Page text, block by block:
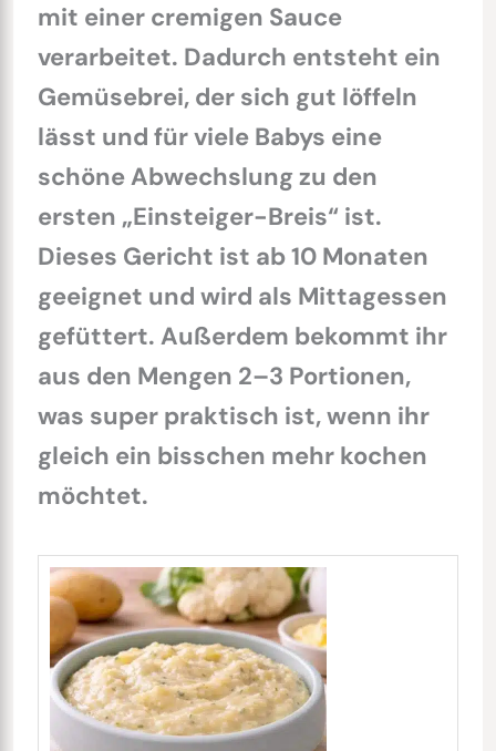
mit einer cremigen Sauce
verarbeitet. Dadurch entsteht ein
Gemüsebrei, der sich gut löffeln
lässt und für viele Babys eine
schöne Abwechslung zu den
ersten „Einsteiger-Breis“ ist.
Dieses Gericht ist ab 10 Monaten
geeignet und wird als Mittagessen
gefüttert. Außerdem bekommt ihr
aus den Mengen 2–3 Portionen,
was super praktisch ist, wenn ihr
gleich ein bisschen mehr kochen
möchtet.